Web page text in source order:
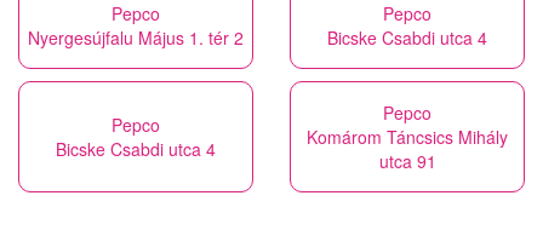
Pepco
Nyergesújfalu Május 1. tér 2
Pepco
Bicske Csabdi utca 4
Pepco
Bicske Csabdi utca 4
Pepco
Komárom Táncsics Mihály
utca 91